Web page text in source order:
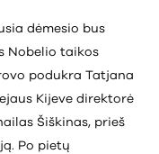
dėmesio bus
Nobelio taikos
podukra Tatjana
Kijeve direktorė
Šiškinas, prieš
Po pietų